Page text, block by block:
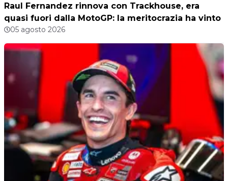
Raul Fernandez rinnova con Trackhouse, era
quasi fuori dalla MotoGP: la meritocrazia ha vinto
05 agosto 2026